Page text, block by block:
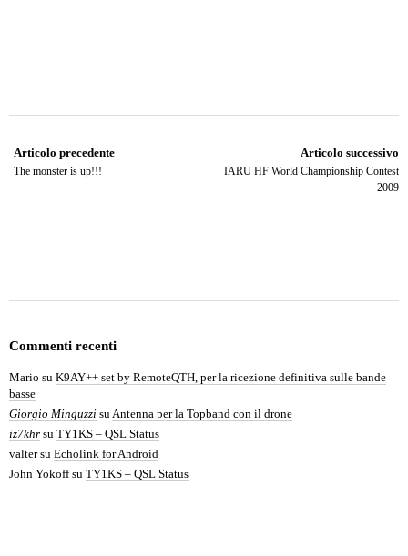
Articolo precedente
The monster is up!!!
Articolo successivo
IARU HF World Championship Contest
2009
Commenti recenti
Mario su K9AY++ set by RemoteQTH, per la ricezione definitiva sulle bande
basse
Giorgio Minguzzi suAntenna per la Topband con il drone
iz7khr su TY1KS – QSL Status
valtersu Echolink for Android
John Yokoffsu TY1KS – QSL Status